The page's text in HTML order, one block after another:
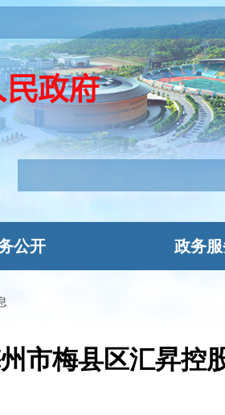
公开 政务
市梅县区汇昇控